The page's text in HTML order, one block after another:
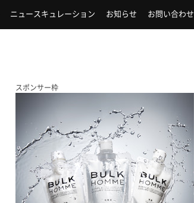
ニュースキュレーション お知らせ お問い合わせ
スポンサー枠